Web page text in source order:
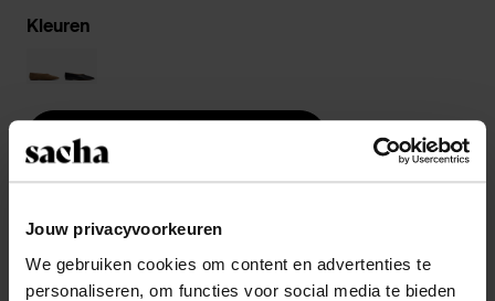
Jouw privacyvoorkeuren
We gebruiken cookies om content en advertenties te
personaliseren, om functies voor social media te bieden
Kleuren
Kies jouw maat
Snelle levering
Achteraf betalen